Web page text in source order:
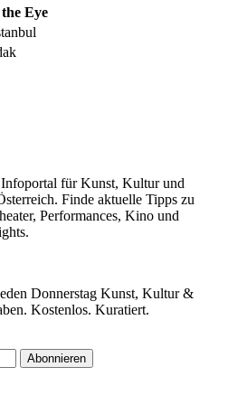
Eye
Infoportal für Kunst, Kultur und
Finde aktuelle Tipps zu
Performances, Kino und
Donnerstag Kunst, Kultur &
Kostenlos. Kuratiert.
Abonnieren